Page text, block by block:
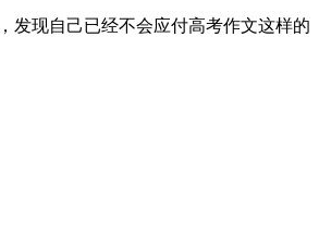
发现自己已经不会应付高考作文这样的